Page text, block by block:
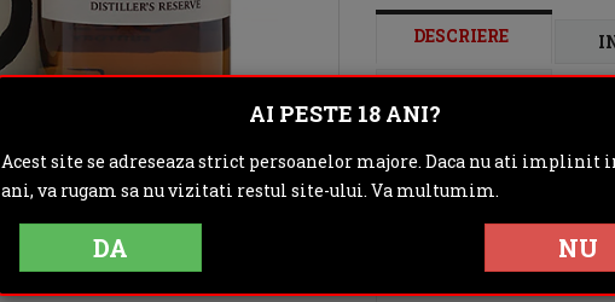
DESCRIERE
Lansat in
Reserveeste un
de vin alb din
special, unic, cu
uscate, piersici
AI PESTE 18 ANI?
Acest site se adreseaza strict persoanelor majore. Daca nu ati implinit
ani, va rugam sa nu vizitati restul site-ului. Va multumim.
DA NU